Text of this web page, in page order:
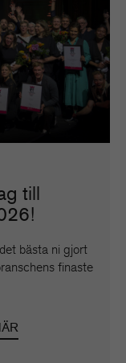
till
bästa ni gjort
finaste